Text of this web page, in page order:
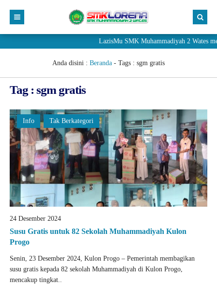
LazisMu SMK Muhammadiyah 2 Wates
Anda disini : Beranda - Tags : sgm gratis
Tag : sgm gratis
Info Tak Berkategori
24 Desember 2024
Susu Gratis untuk 82 Sekolah Muhammadiyah Kulon
Progo
Senin, 23 Desember 2024, Kulon Progo – Pemerintah membagikan
susu gratis kepada 82 sekolah Muhammadiyah di Kulon Progo,
mencakup tingkat..